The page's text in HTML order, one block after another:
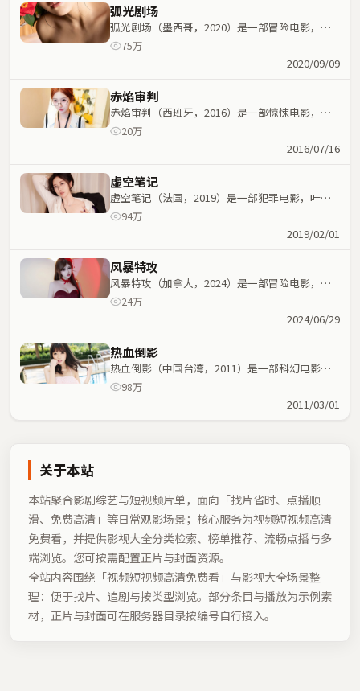
弧光剧场
弧光剧场（墨西哥，2020）是一部冒险电影，北
野武执导，马丽、长泽雅美等主演；冒险元素与人
75万
2020/09/09
赤焰审判
赤焰审判（西班牙，2016）是一部惊悚电影，管
虎执导，王一博、文淇等主演；惊悚元素与人物命
20万
2016/07/16
虚空笔记
虚空笔记（法国，2019）是一部犯罪电影，叶伟
信执导，周迅、安藤樱等主演；犯罪元素与人物命
94万
2019/02/01
风暴特攻
风暴特攻（加拿大，2024）是一部冒险电影，阿
方索·卡隆执导，王景春、孙艺珍等主演；冒险元
24万
2024/06/29
热血倒影
热血倒影（中国台湾，2011）是一部科幻电影，
丹尼斯·维伦纽瓦执导，白宇、章子怡等主演；科
幻元素与人物命运紧密交织，节奏紧凑。
98万
2011/03/01
关于本站
本站聚合影剧综艺与短视频片单，面向「找片省时、点播顺
滑、免费高清」等日常观影场景；核心服务为视频短视频高清
免费看，并提供影视大全分类检索、榜单推荐、流畅点播与多
端浏览。您可按需配置正片与封面资源。
全站内容围绕「视频短视频高清免费看 」与影视大全场景整
理：便于找片、追剧与按类型浏览。部分条目与播放为示例素
材，正片与封面可在服务器目录按编号自行接入。